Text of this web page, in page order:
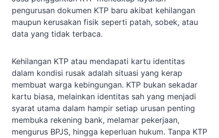
pengurusan dokumen KTP baru akibat kehilangan
maupun kerusakan fisik seperti patah, sobek, atau
data yang tidak terbaca.
Kehilangan KTP atau mendapati kartu identitas
dalam kondisi rusak adalah situasi yang kerap
membuat warga kebingungan. KTP bukan sekadar
kartu biasa, melainkan identitas sah yang menjadi
syarat utama dalam hampir setiap urusan penting
membuka rekening bank, melamar pekerjaan,
mengurus BPJS, hingga keperluan hukum. Tanpa KTP